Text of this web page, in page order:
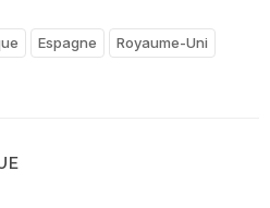
Espagne
Royaume-Uni